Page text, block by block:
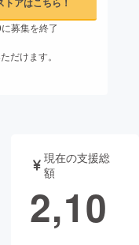
募集を終了
だけます。
現在の支援総
額
2,10